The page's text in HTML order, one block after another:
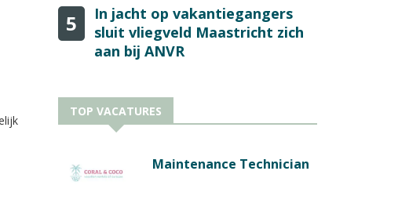
5
In jacht op vakantiegangers
sluit vliegveld Maastricht zich
aan bij ANVR
TOP VACATURES
Maintenance Technician